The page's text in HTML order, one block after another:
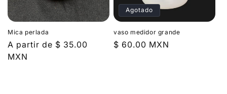
Mica perlada
Precio
habitual
A partir de $ 35.00
MXN
Agotado
vaso medidor grande
Precio
$ 60.00 MXN